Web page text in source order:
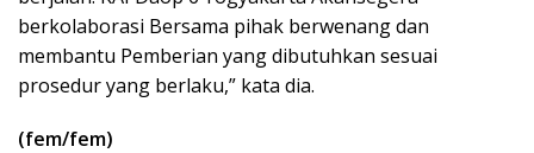
berkolaborasi Bersama pihak berwenang dan
membantu Pemberian yang dibutuhkan sesuai
prosedur yang berlaku,” kata dia.
(fem/fem)